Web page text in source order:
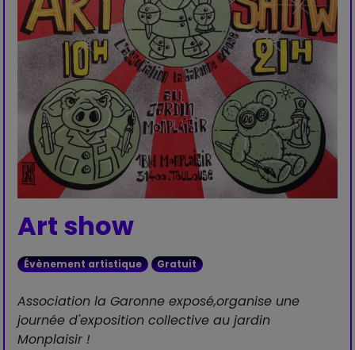
Art show
Évènement artistique Gratuit
Association la Garonne exposé,organise une
journée d'exposition collective au jardin
Monplaisir !